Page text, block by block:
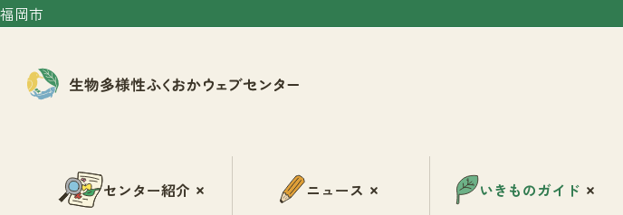
福岡市
センター紹介 ニュース いきものガイド